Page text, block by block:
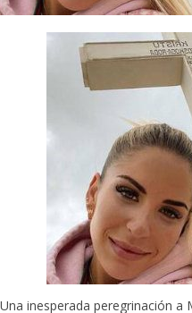
Una inesperada peregrinación